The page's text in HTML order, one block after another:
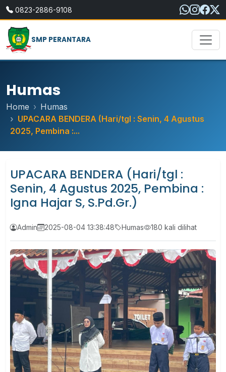
0823-2886-9108
SMP PERANTARA
Humas
Home
Humas
UPACARA BENDERA (Hari/tgl : Senin, 4 Agustus
2025, Pembina :...
UPACARA BENDERA (Hari/tgl :
Senin, 4 Agustus 2025, Pembina :
Igna Hajar S, S.Pd.Gr.)
Admin 2025-08-04 13:38:48 Humas 180 kali dilihat